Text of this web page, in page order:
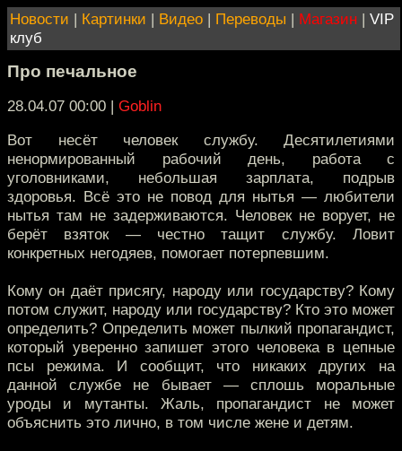
Новости | Картинки | Видео | Переводы | Магазин | VIP
клуб
Про печальное
28.04.07 00:00 | Goblin
Вот несёт человек службу. Десятилетиями
ненормированный рабочий день, работа с
уголовниками, небольшая зарплата, подрыв
здоровья. Всё это не повод для нытья — любители
нытья там не задерживаются. Человек не ворует, не
берёт взяток — честно тащит службу. Ловит
конкретных негодяев, помогает потерпевшим.
Кому он даёт присягу, народу или государству? Кому
потом служит, народу или государству? Кто это может
определить? Определить может пылкий пропагандист,
который уверенно запишет этого человека в цепные
псы режима. И сообщит, что никаких других на
данной службе не бывает — сплошь моральные
уроды и мутанты. Жаль, пропагандист не может
объяснить это лично, в том числе жене и детям.